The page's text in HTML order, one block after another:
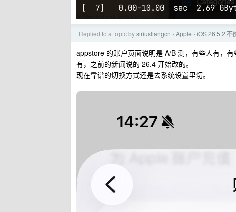
Replied to a topic bysiriusliangcn › Apple › iOS 26.5.2 不
appstore 的账户页面说明是 A/B 测，有些人有，
有，之前的新闻说的 26.4 开始改的。
现在靠谱的切换方式还是去系统设置里切。